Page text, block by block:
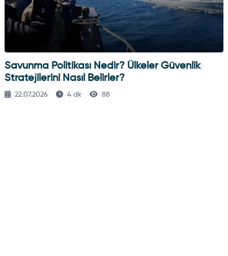
Savunma Politikası Nedir? Ülkeler Güvenlik
Stratejilerini Nasıl Belirler?
22.07.2026 4 dk 88